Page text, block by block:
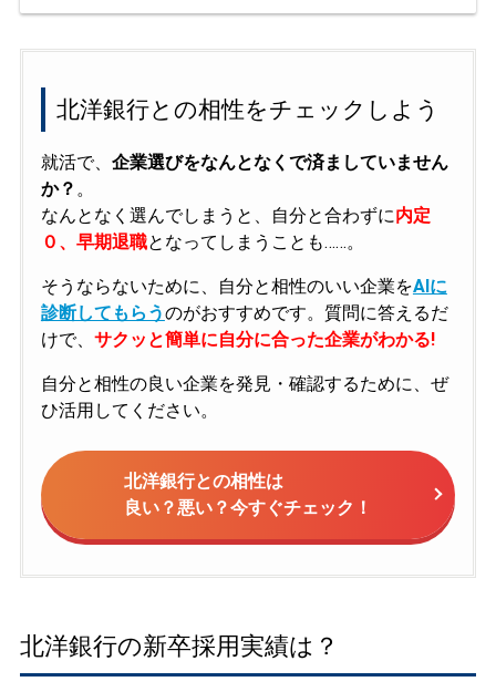
北洋銀行との相性をチェックしよう
就活で、 企業選びをなんとなくで済ましていません
か？ 。
なんとなく選んでしまうと、自分と合わずに内定
０、早期退職となってしまうことも……。
そうならないために、自分と相性のいい企業をAIに
診断してもらうのがおすすめです。質問に答えるだ
けで、 サクッと簡単に自分に合った企業がわかる!
自分と相性の良い企業を発見・確認するために、ぜ
ひ活用してください。
北洋銀行との相性は
良い？悪い？今すぐチェック！
北洋銀行の新卒採用実績は？